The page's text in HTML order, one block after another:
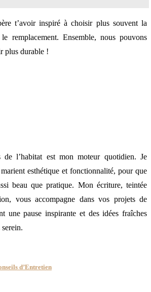
t’avoir inspiré à choisir plus souvent la
remplacement. Ensemble, nous pouvons
plus durable !
de l’habitat est mon moteur quotidien. Je
esthétique et fonctionnalité, pour que
beau que pratique. Mon écriture, teintée
vous accompagne dans vos projets de
une pause inspirante et des idées fraîches
d’Entretien